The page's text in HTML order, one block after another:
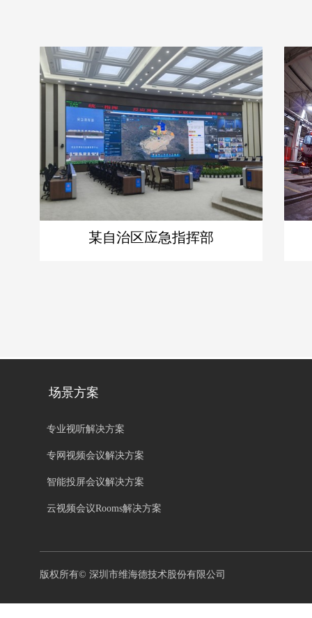
某自治区应急指挥部
复旦大学
场景方案
专业视听解决方案
专网视频会议解决方案
智能投屏会议解决方案
云视频会议Rooms解决方案
版权所有© 深圳市维海德技术股份有限公司